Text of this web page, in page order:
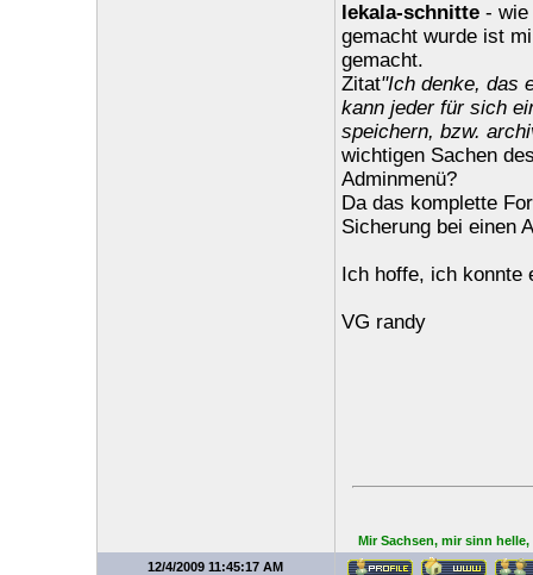
lekala-schnitte- wie
gemacht wurde ist
gemacht.
Zitat"Ich denke, das
kann jeder für sich
speichern, bzw.
wichtigen Sachen
Adminmenü?
Da das komplette
Sicherung bei einen
Ich hoffe, ich konnte
VG randy
Mir Sachsen, mir sinn
12/4/2009 11:45:17 AM